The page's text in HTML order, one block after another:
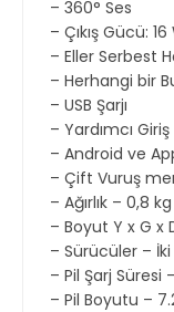
– 360° Ses
– Çıkış Gücü:
– Eller Serbest
– Herhangi bir
– USB Şarjı
– Yardımcı Giriş
– Android ve
– Çift Vuruş
– Ağırlık – 0,8 kg
– Boyut Y x G x
– Sürücüler – İki
– Pil Şarj Süresi
– Pil Boyutu –